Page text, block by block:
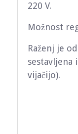
220 V.
Možnost
Raženj je
sestavljena
vijačijo).